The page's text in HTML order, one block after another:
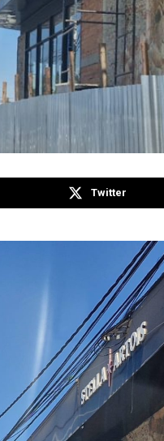
Twitter